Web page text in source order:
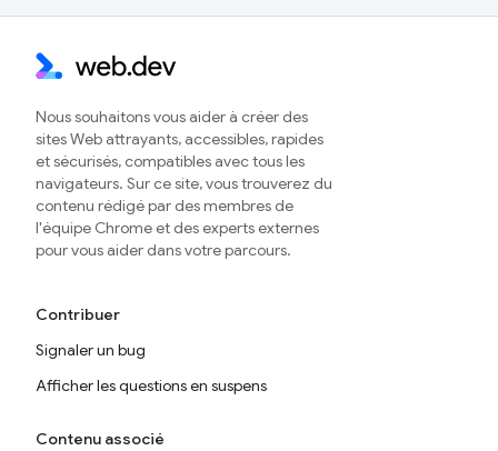
Nous souhaitons vous aider à créer des
sites Web attrayants, accessibles, rapides
et sécurisés, compatibles avec tous les
navigateurs. Sur ce site, vous trouverez du
contenu rédigé par des membres de
l'équipe Chrome et des experts externes
pour vous aider dans votre parcours.
Contribuer
Signaler un bug
Afficher les questions en suspens
Contenu associé